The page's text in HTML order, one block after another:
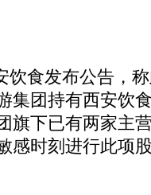
食发布公告，称
集团持有西安饮
旗下已有两家主
感时刻进行此项